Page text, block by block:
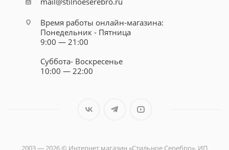
Время работы онлайн-магазина:
Понедельник - Пятница
9:00 — 21:00
Суббота- Воскресенье
10:00 — 22:00
2003 — 2026 © Интернет магазин «Стильное Серебро», ИП